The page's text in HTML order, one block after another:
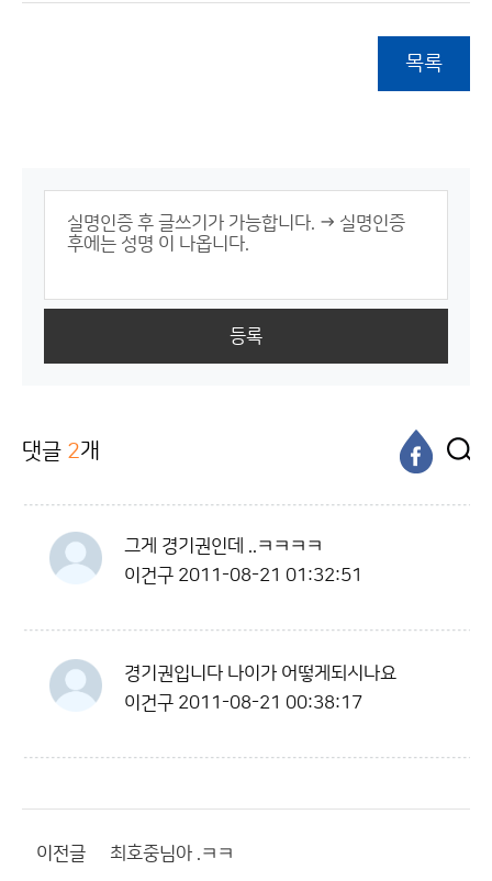
목록
등록
댓글 2개
그게 경기권인데 ..ㅋㅋㅋㅋ
이건구 2011-08-21 01:32:51
경기권입니다 나이가 어떻게되시나요
이건구 2011-08-21 00:38:17
이전글 최호중님아 .ㅋㅋ